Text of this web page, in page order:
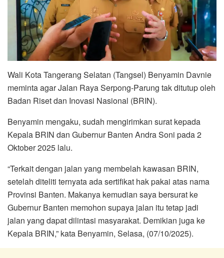
Wali Kota Tangerang Selatan (Tangsel) Benyamin Davnie
meminta agar Jalan Raya Serpong-Parung tak ditutup oleh
Badan Riset dan Inovasi Nasional (BRIN).
Benyamin mengaku, sudah mengirimkan surat kepada
Kepala BRIN dan Gubernur Banten Andra Soni pada 2
Oktober 2025 lalu.
“Terkait dengan jalan yang membelah kawasan BRIN,
setelah diteliti ternyata ada sertifikat hak pakai atas nama
Provinsi Banten. Makanya kemudian saya bersurat ke
Gubernur Banten memohon supaya jalan itu tetap jadi
jalan yang dapat dilintasi masyarakat. Demikian juga ke
Kepala BRIN,” kata Benyamin, Selasa, (07/10/2025).